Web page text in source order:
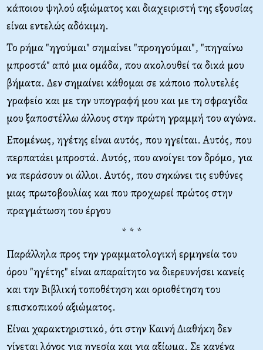
κάποιου ψηλού αξιώματος και διαχειριστή της εξουσίας
είναι εντελώς αδόκιμη.
Το ρήμα "ηγούμαι" σημαίνει "προηγούμαι", "πηγαίνω
μπροστά" από μια ομάδα, που ακολουθεί τα δικά μου
βήματα. Δεν σημαίνει κάθομαι σε κάποιο πολυτελές
γραφείο και με την υπογραφή μου και με τη σφραγίδα
μου ξαποστέλλω άλλους στην πρώτη γραμμή του αγώνα.
Επομένως, ηγέτης είναι αυτός, που ηγείται. Αυτός, που
περπατάει μπροστά. Αυτός, που ανοίγει τον δρόμο, για
να περάσουν οι άλλοι. Αυτός, που σηκώνει τις ευθύνες
μιας πρωτοβουλίας και που προχωρεί πρώτος στην
πραγμάτωση του έργου
* * *
Παράλληλα προς την γραμματολογική ερμηνεία του
όρου "ηγέτης" είναι απαραίτητο να διερευνήσει κανείς
και την Βιβλική τοποθέτηση και οριοθέτηση του
επισκοπικού αξιώματος.
Είναι χαρακτηριστικό, ότι στην Καινή Διαθήκη δεν
γίνεται λόγος για ηγεσία και για αξίωμα. Σε κανένα